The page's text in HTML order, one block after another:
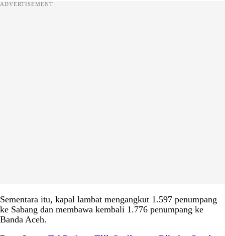
ADVERTISEMENT
Sementara itu, kapal lambat mengangkut 1.597 penumpang
ke Sabang dan membawa kembali 1.776 penumpang ke
Banda Aceh.